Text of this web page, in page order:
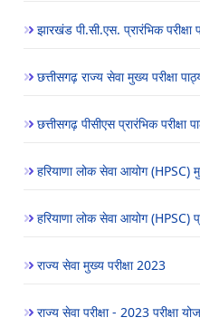
झारखंड पी.सी.एस. प्रारंभिक परीक्षा
छत्तीसगढ़ राज्य सेवा मुख्य परीक्षा
छत्तीसगढ़ पीसीएस प्रारंभिक परीक्षा
हरियाणा लोक सेवा आयोग (HPSC)
हरियाणा लोक सेवा आयोग (HPSC)
राज्य सेवा मुख्य परीक्षा 2023
राज्य सेवा परीक्षा - 2023 परीक्षा